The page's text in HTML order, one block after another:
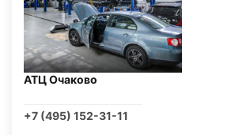
АТЦ Очаково
+7 (495) 152-31-11